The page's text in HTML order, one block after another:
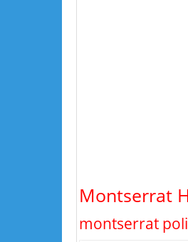
Montserrat
montserrat